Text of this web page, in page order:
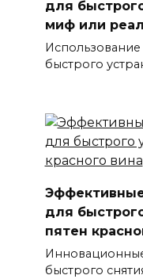
для
миф или
быстрого
для
пятен
быстрого